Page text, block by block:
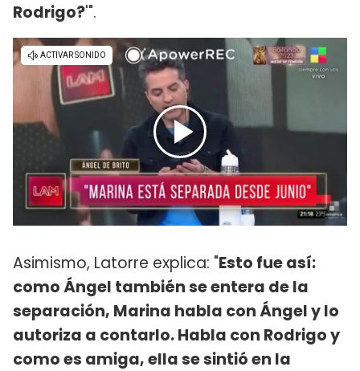
Rodrigo?'".
Asimismo, Latorre explica: "Esto fue así:
como Ángel también se entera de la
separación, Marina habla con Ángel y lo
autoriza a contarlo. Habla con Rodrigo y
como es amiga, ella se sintió en la